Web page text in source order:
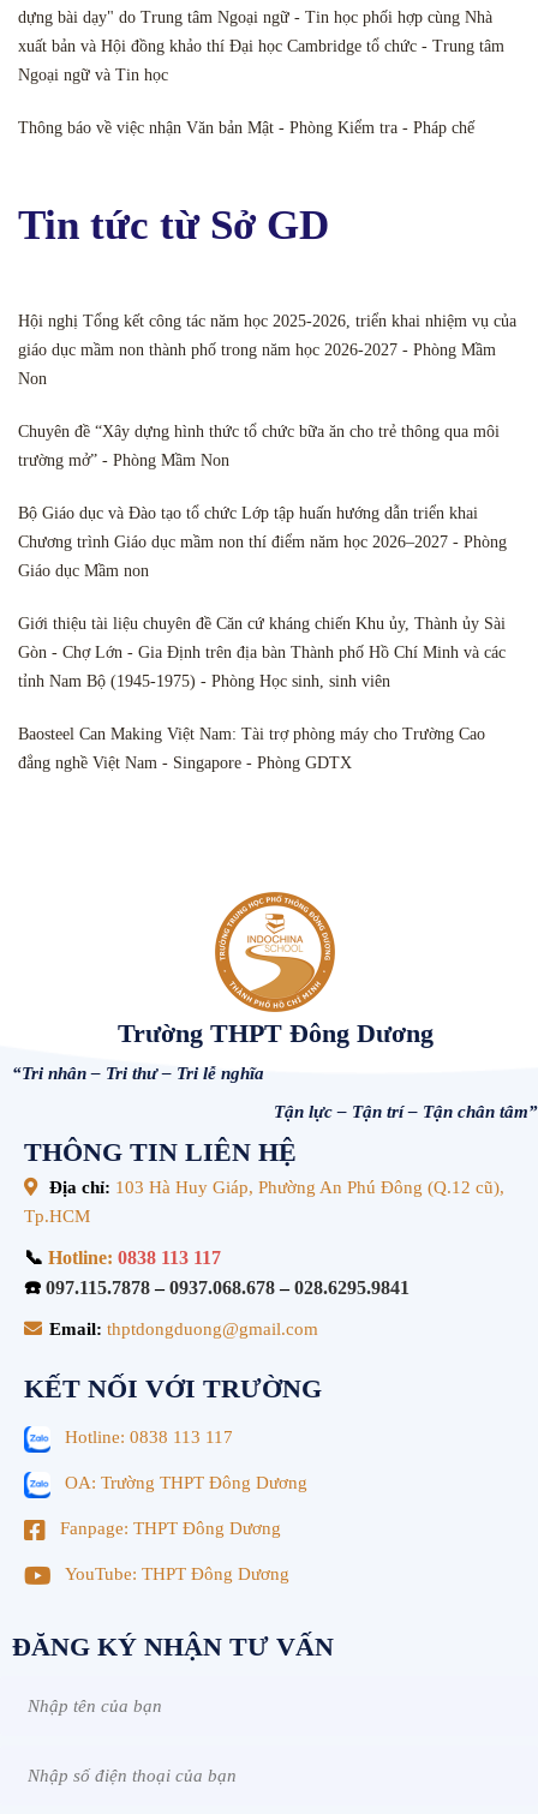
dựng bài dạy" do Trung tâm Ngoại ngữ - Tin học phối hợp cùng Nhà
xuất bản và Hội đồng khảo thí Đại học Cambridge tổ chức - Trung tâm
Ngoại ngữ và Tin học
Thông báo về việc nhận Văn bản Mật - Phòng Kiểm tra - Pháp chế
Tin tức từ Sở GD
Hội nghị Tổng kết công tác năm học 2025-2026, triển khai nhiệm vụ của
giáo dục mầm non thành phố trong năm học 2026-2027 - Phòng Mầm
Non
Chuyên đề “Xây dựng hình thức tổ chức bữa ăn cho trẻ thông qua môi
trường mở” - Phòng Mầm Non
Bộ Giáo dục và Đào tạo tổ chức Lớp tập huấn hướng dẫn triển khai
Chương trình Giáo dục mầm non thí điểm năm học 2026–2027 - Phòng
Giáo dục Mầm non
Giới thiệu tài liệu chuyên đề Căn cứ kháng chiến Khu ủy, Thành ủy Sài
Gòn - Chợ Lớn - Gia Định trên địa bàn Thành phố Hồ Chí Minh và các
tỉnh Nam Bộ (1945-1975) - Phòng Học sinh, sinh viên
Baosteel Can Making Việt Nam: Tài trợ phòng máy cho Trường Cao
đẳng nghề Việt Nam - Singapore - Phòng GDTX
Trường THPT Đông Dương
“Tri nhân – Tri thư – Tri lễ nghĩa
Tận lực – Tận trí – Tận chân tâm”
THÔNG TIN LIÊN HỆ
Địa chỉ: 103 Hà Huy Giáp, Phường An Phú Đông (Q.12 cũ),
Tp.HCM
📞 Hotline: 0838 113 117
☎️ 097.115.7878–0937.068.678–028.6295.9841
Email: thptdongduong@gmail.com
KẾT NỐI VỚI TRƯỜNG
Hotline: 0838 113 117
OA: Trường THPT Đông Dương
Fanpage: THPT Đông Dương
YouTube: THPT Đông Dương
ĐĂNG KÝ NHẬN TƯ VẤN